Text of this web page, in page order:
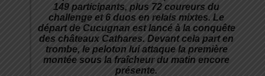
149 participants, plus 72 coureurs du
challenge et 6 duos en relais mixtes. Le
départ de Cucugnan est lancé à la conquête
des châteaux Cathares. Devant cela part en
trombe, le peloton lui attaque la première
montée sous la fraîcheur du matin encore
présente.